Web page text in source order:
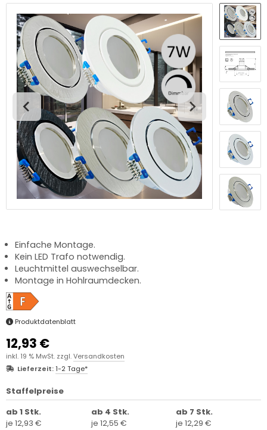
Einfache Montage.
Kein LED Trafo notwendig.
Leuchtmittel auswechselbar.
Montage in Hohlraumdecken.
Produktdatenblatt
12,93 €
inkl. 19 % MwSt. zzgl.Versandkosten
Lieferzeit:1-2 Tage*
Staffelpreise
ab 1 Stk.
je 12,93 €
ab 4 Stk.
je 12,55 €
ab 7 Stk.
je 12,29 €